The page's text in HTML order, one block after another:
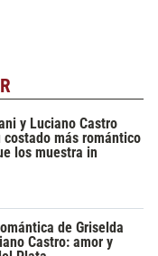
y Luciano Castro
costado más romántico
los muestra in
de Griselda
Castro: amor y